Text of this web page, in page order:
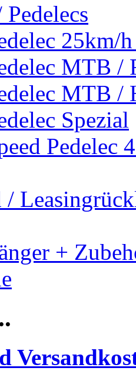
25km/
MTB /
MTB /
Spezial
Pedelec
/
+